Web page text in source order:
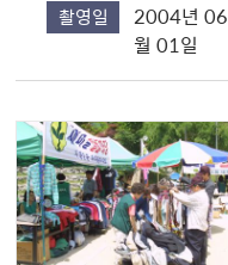
촬영일
2004년 06
월 01일